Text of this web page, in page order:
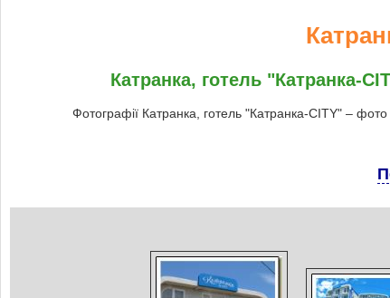
Катранка, готель "Катранка-
Фотографії Катранка, готель "Катранка-CITY" –